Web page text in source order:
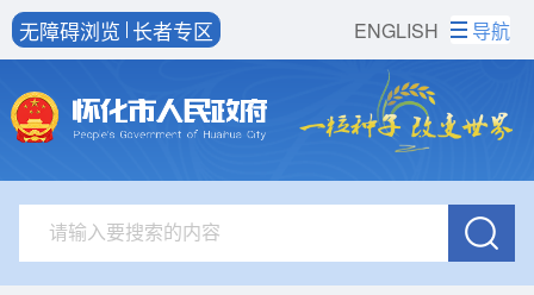
ENGLISH
无障碍浏览 长者专区 导航